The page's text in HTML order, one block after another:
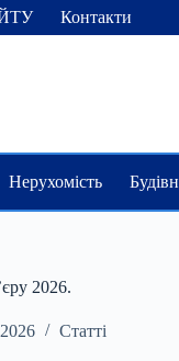
Контакти
Нерухомість
2026.
Статті